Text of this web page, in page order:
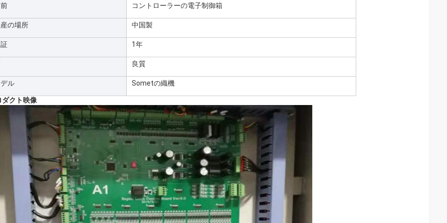
コントローラーの電子制御箱
の場所 中国製
1年
良質
ル Sometの織機
ダクト映像